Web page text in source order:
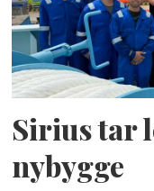
Sirius tar
nybygge